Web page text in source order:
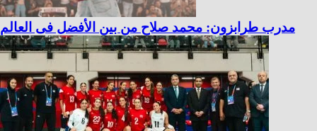
مدرب طرابزون: محمد صلاح من بين الأفضل فى العالم